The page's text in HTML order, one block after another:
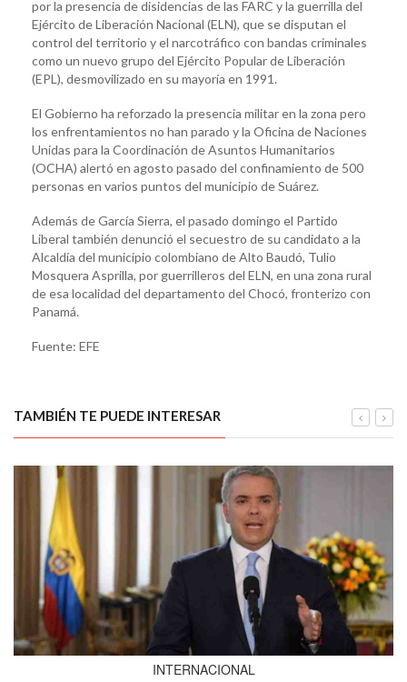
por la presencia de disidencias de las FARC y la guerrilla del
Ejército de Liberación Nacional (ELN), que se disputan el
control del territorio y el narcotráfico con bandas criminales
como un nuevo grupo del Ejército Popular de Liberación
(EPL), desmovilizado en su mayoría en 1991.
El Gobierno ha reforzado la presencia militar en la zona pero
los enfrentamientos no han parado y la Oficina de Naciones
Unidas para la Coordinación de Asuntos Humanitarios
(OCHA) alertó en agosto pasado del confinamiento de 500
personas en varios puntos del municipio de Suárez.
Además de García Sierra, el pasado domingo el Partido
Liberal también denunció el secuestro de su candidato a la
Alcaldía del municipio colombiano de Alto Baudó, Tulio
Mosquera Asprilla, por guerrilleros del ELN, en una zona rural
de esa localidad del departamento del Chocó, fronterizo con
Panamá.
Fuente: EFE
TAMBIÉN TE PUEDE INTERESAR
INTERNACIONAL